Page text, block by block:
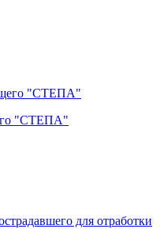
"СТЕПА"